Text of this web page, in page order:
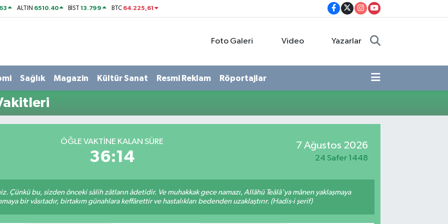
ALTIN 6510.40 BİST13.799 BTC 64.225,61
Foto Galeri Video Yazarlar
Sağlık Magazin Kültür Sanat Resmi Reklam Röportajlar
ÖĞLE VAKTINE KALAN SÜRE
36:13
7 Ağustos 2026
24 Safer 1448
Çünkü bu, sizden önceki sâlih zâtların âdetidir. Ve muhakkak gece namazı, Allâhü Teâlâ'ya mânen yaklaşmaya
bir vâsıtadır, birtakım günahlara keffârettir ve hastalıkları bedenden uzaklaştırır. (Hadis-i şerif)